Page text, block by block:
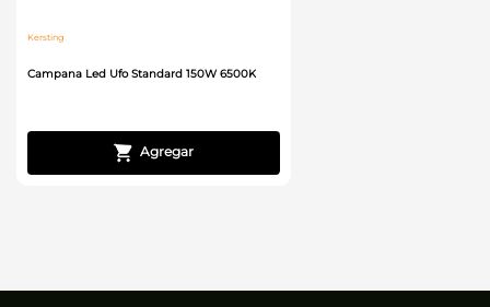
Kersting
Campana Led Ufo Standard 150W 6500K